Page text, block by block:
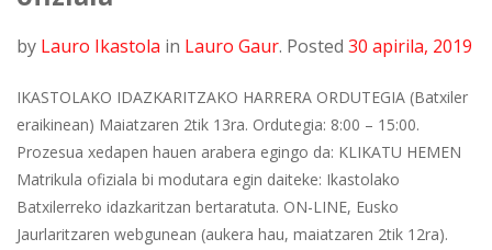
by Lauro Ikastola in Lauro Gaur. Posted 30 apirila, 2019
IKASTOLAKO IDAZKARITZAKO HARRERA ORDUTEGIA (Batxiler
eraikinean) Maiatzaren 2tik 13ra. Ordutegia: 8:00 – 15:00.
Prozesua xedapen hauen arabera egingo da: KLIKATU HEMEN
Matrikula ofiziala bi modutara egin daiteke: Ikastolako
Batxilerreko idazkaritzan bertaratuta. ON-LINE, Eusko
Jaurlaritzaren webgunean (aukera hau, maiatzaren 2tik 12ra).